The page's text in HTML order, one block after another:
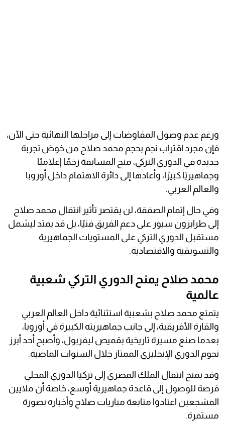
ورغم عدم وصول المفاوضات إلى مراحلها النهائية حتى الآن،
فإن مجرد اقتراب نجم بحجم محمد صلاح من خوض تجربة
جديدة في الدوري التركي، منح المسابقة زخمًا إعلاميًا
وجماهيريًا كبيرًا، وأعادها إلى دائرة الاهتمام داخل أوروبا
والعالم العربي.
وفي حال إتمام الصفقة، لن يقتصر تأثير انتقال محمد صلاح
إلى طرابزون سبور على دعم الفريق فنيًا، بل قد يمتد ليشمل
مستقبل الدوري التركي على المستويات الجماهيرية
والتسويقية والاقتصادية.
محمد صلاح يمنح الدوري التركي شعبية
عالمية
يتمتع محمد صلاح بشعبية استثنائية داخل العالم العربي
والقارة الأفريقية، إلى جانب جماهيريته الكبيرة في أوروبا،
بعدما صنع مسيرة تاريخية بقميص ليفربول، وأصبح أحد أبرز
نجوم الدوري الإنجليزي الممتاز خلال السنوات الماضية.
وقد يمنح انتقال الملك المصري إلى تركيا الدوري المحلي
فرصة للوصول إلى قاعدة جماهيرية أوسع، خاصة أن ملايين
المشجعين اعتادوا متابعة مباريات صلاح وأخباره بصورة
مستمرة.